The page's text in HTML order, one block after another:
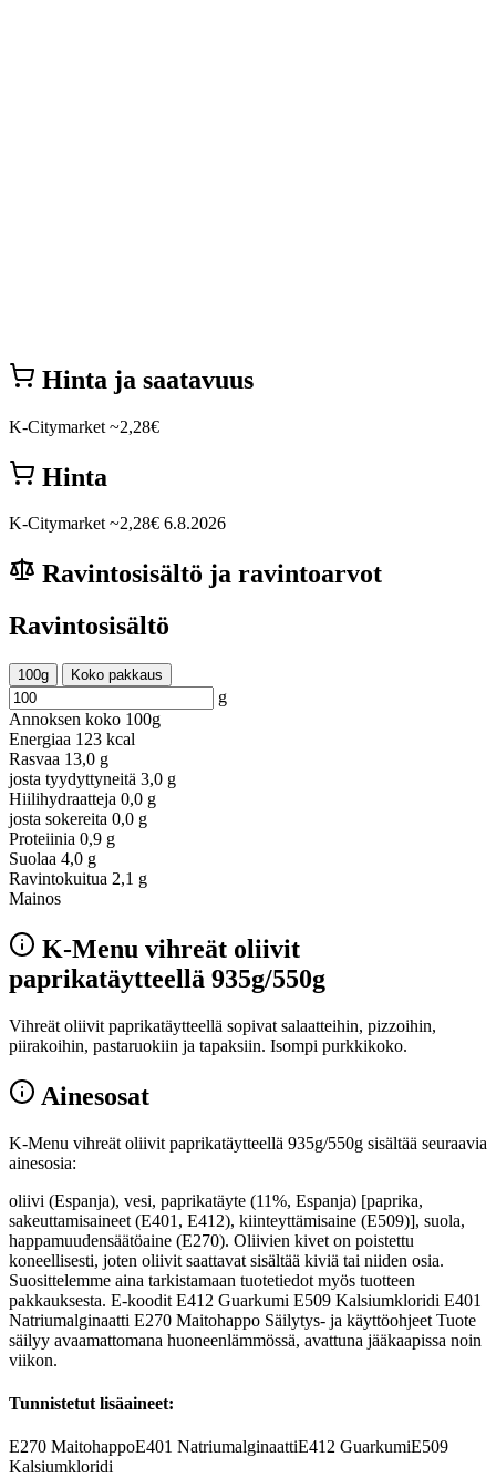
Hinta ja saatavuus
K-Citymarket ~2,28€
Hinta
K-Citymarket ~2,28€ 6.8.2026
Ravintosisältö ja ravintoarvot
Ravintosisältö
100g Koko pakkaus
g
Annoksen koko 100g
Energiaa 123 kcal
Rasvaa 13,0 g
josta tyydyttyneitä 3,0 g
Hiilihydraatteja 0,0 g
josta sokereita 0,0 g
Proteiinia 0,9 g
Suolaa 4,0 g
Ravintokuitua 2,1 g
Mainos
K-Menu vihreät oliivit
paprikatäytteellä 935g/550g
Vihreät oliivit paprikatäytteellä sopivat salaatteihin, pizzoihin,
piirakoihin, pastaruokiin ja tapaksiin. Isompi purkkikoko.
Ainesosat
K-Menu vihreät oliivit paprikatäytteellä 935g/550g sisältää seuraavia
ainesosia:
oliivi (Espanja), vesi, paprikatäyte (11%, Espanja) [paprika,
sakeuttamisaineet (E401, E412), kiinteyttämisaine (E509)], suola,
happamuudensäätöaine (E270). Oliivien kivet on poistettu
koneellisesti, joten oliivit saattavat sisältää kiviä tai niiden osia.
Suosittelemme aina tarkistamaan tuotetiedot myös tuotteen
pakkauksesta. E-koodit E412 Guarkumi E509 Kalsiumkloridi E401
Natriumalginaatti E270 Maitohappo Säilytys- ja käyttöohjeet Tuote
säilyy avaamattomana huoneenlämmössä, avattuna jääkaapissa noin
viikon.
Tunnistetut lisäaineet:
E270 MaitohappoE401 NatriumalginaattiE412 GuarkumiE509
Kalsiumkloridi